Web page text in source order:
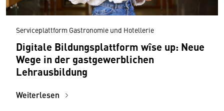
Serviceplattform Gastronomie und Hotellerie
Digitale Bildungsplattform wîse up: Neue
Wege in der gastgewerblichen
Lehrausbildung
Weiterlesen